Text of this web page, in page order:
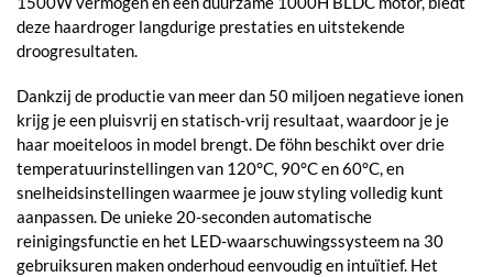
deze haardroger langdurige prestaties en uitstekende
droogresultaten.
Dankzij de productie van meer dan 50 miljoen negatieve ionen
krijg je een pluisvrij en statisch-vrij resultaat, waardoor je je
haar moeiteloos in model brengt. De föhn beschikt over drie
temperatuurinstellingen van 120°C, 90°C en 60°C, en
snelheidsinstellingen waarmee je jouw styling volledig kunt
aanpassen. De unieke 20-seconden automatische
reinigingsfunctie en het LED-waarschuwingssysteem na 30
gebruiksuren maken onderhoud eenvoudig en intuïtief. Het